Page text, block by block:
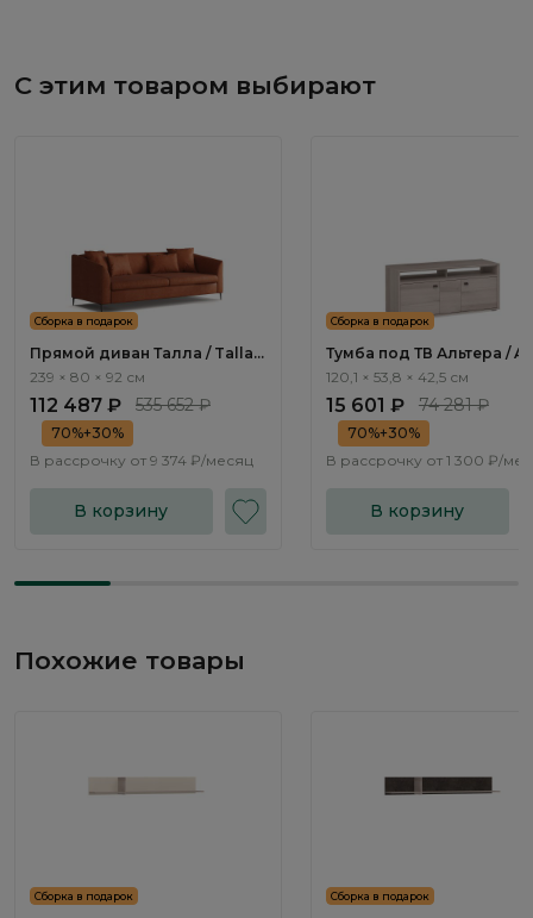
С этим товаром выбирают
Сборка в подарок
Прямой диван Талла / Talla
ММ100.3 с механизмом Пума
239 × 80 × 92 см
112 487 ₽ 535 652 ₽
70%+30%
В рассрочку от 9 374 ₽/месяц
В корзину
Сборка в подарок
Тумба под ТВ Альтера /
AL2002.1
120,1 × 53,8 × 42,5 см
15 601 ₽ 74 281 ₽
70%+30%
В рассрочку от 1 300 ₽/
В корзину
Похожие товары
Сборка в подарок Сборка в подарок